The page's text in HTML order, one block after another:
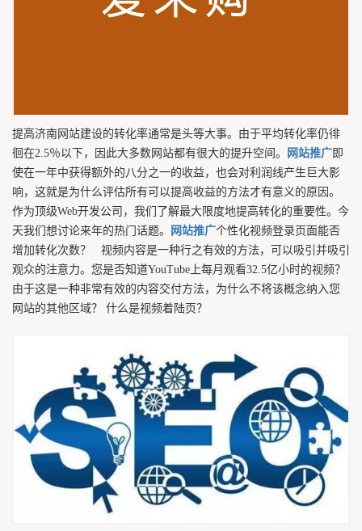
提高济南网站建设的转化率通常是头等大事。由于平均转化率仍徘
徊在2.5％以下，因此大多数网站都有很大的提升空间。
网站推广即
使在一年中获得额外的八分之一的收益，也会对利润线产生巨大影
响，这就是为什么评估所有可以提高收益的方法才有意义的原因。
作为顶级Web开发公司，我们了解最大限度地提高转化的重要性。今
天我们想讨论来年的热门话题。
网站推广个性化视频登录页面能否
增加转化次数？ 视频内容是一种行之有效的方法，可以吸引并吸引
观众的注意力。您是否知道YouTube上每月观看32.5亿小时的视频？
由于这是一种非常有效的内容交付方法，为什么不将该概念纳入您
网站的其他区域？ 什么是视频着陆页？